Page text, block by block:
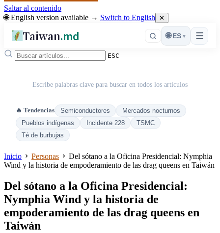
Saltar al contenido
🌐 English version available → Switch to English ✕
Taiwan.md ☰
🌐 ES ▾
ESC
Escribe palabras clave para buscar en todos los artículos
🔥 Tendencias Semiconductores
Mercados nocturnos
Pueblos indígenas
Incidente 228
TSMC
Té de burbujas
Inicio Personas
Del sótano a la Oficina Presidencial: Nymphia
Wind y la historia de empoderamiento de las drag queens en Taiwán
Del sótano a la Oficina Presidencial:
Nymphia Wind y la historia de
empoderamiento de las drag queens en
Taiwán